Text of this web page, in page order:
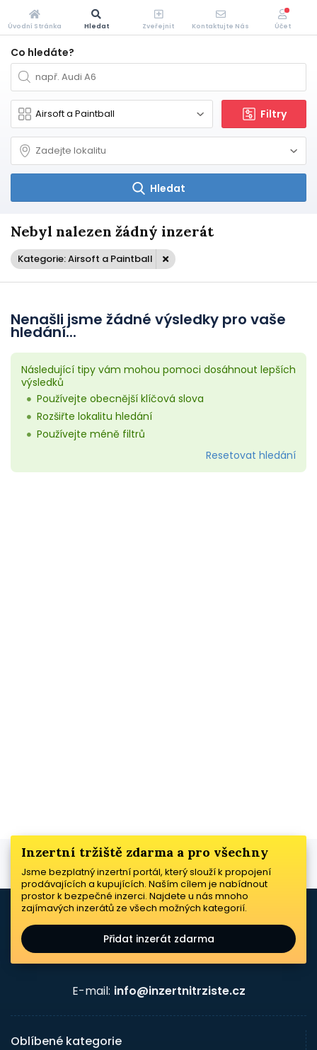
Co hledáte?
Filtry
Hledat
Nebyl nalezen žádný inzerát
Kategorie: Airsoft a Paintball
Nenašli jsme žádné výsledky pro vaše
hledání...
Následující tipy vám mohou pomoci dosáhnout lepších
výsledků
Používejte obecnější klíčová slova
Rozšiřte lokalitu hledání
Používejte méně filtrů
Resetovat hledání
Inzertní tržiště zdarma a pro všechny
Jsme bezplatný inzertní portál, který slouží k propojení
prodávajících a kupujících. Naším cílem je nabídnout
prostor k bezpečné inzerci. Najdete u nás mnoho
zajímavých inzerátů ze všech možných kategorií.
Přidat inzerát zdarma
E-mail: info@inzertnitrziste.cz
Oblíbené kategorie
Úvodní Stránka Hledat Zveřejnit Kontaktujte Nás Účet